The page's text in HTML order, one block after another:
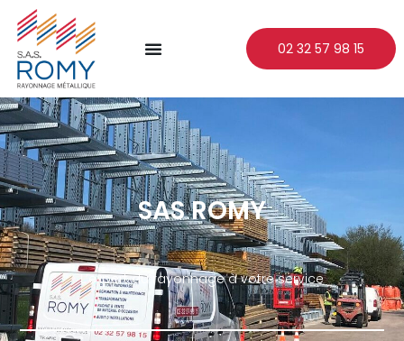
02 32 57 98 15
SAS ROMY
L’expert du rayonnage à votre service